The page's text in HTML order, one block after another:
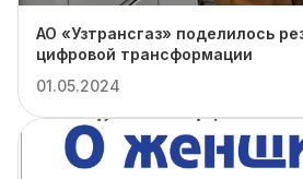
АО «Узтрансгаз» поделилось
цифровой трансформации
01.05.2024